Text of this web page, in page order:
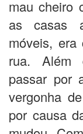
mau cheiro
as casas
móveis,
rua. Além
passar por
vergonha
por causa